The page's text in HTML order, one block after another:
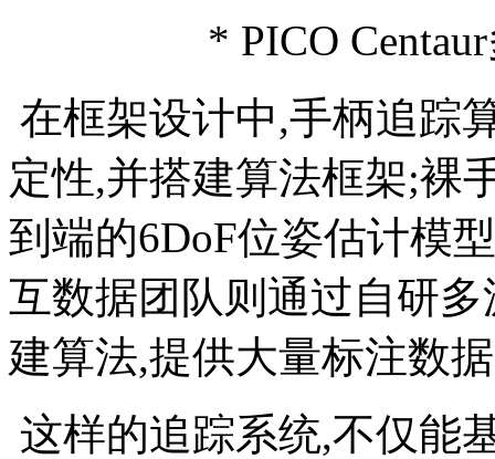
* PICO
在框架设计中,手柄追踪
定性,并搭建算法框架;裸
到端的6DoF位姿估计模
互数据团队则通过自研
建算法,提供大量标注数
这样的追踪系统,不仅能